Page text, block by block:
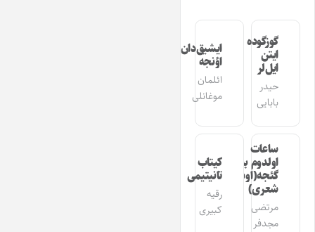
گوزگوده
ایتن
ایل‌لر
حیدر
بابایی
ایشیق‌دان
اؤنجه
ائلمان
موغانلی
ساعات
اولدوم بیر
گئجه(اوشاق
شعری)
مرتضی
مجدفر
کیتاب
تانیتیمی
رقیه
کبیری